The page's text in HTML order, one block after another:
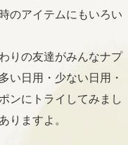
のアイテムにもいろい
りの友達がみんなナプ
い日用・少ない日用・
ンにトライしてみまし
りますよ。